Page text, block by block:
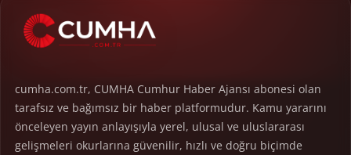
cumha.com.tr, CUMHA Cumhur Haber Ajansı abonesi olan
tarafsız ve bağımsız bir haber platformudur. Kamu yararını
önceleyen yayın anlayışıyla yerel, ulusal ve uluslararası
gelişmeleri okurlarına güvenilir, hızlı ve doğru biçimde